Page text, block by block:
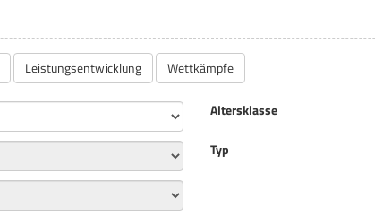
Leistungsentwicklung Wettkämpfe
Altersklasse
Typ